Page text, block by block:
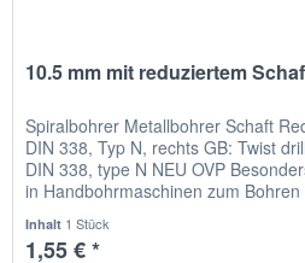
10.5 mm mit reduziertem
Spiralbohrer Metallbohrer Schaft
DIN 338, Typ N, rechts GB: Twist
DIN 338, type N NEU OVP
in Handbohrmaschinen zum
Inhalt 1 Stück
1,55 € *